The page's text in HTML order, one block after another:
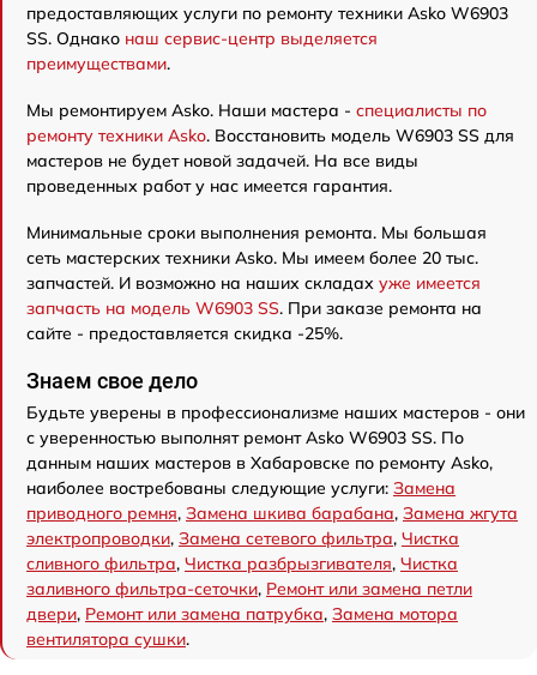
предоставляющих услуги по ремонту техники Asko W6903
SS. Однако наш сервис-центр выделяется
преимуществами.
Мы ремонтируем Asko. Наши мастера - специалисты по
ремонту техники Asko. Восстановить модель W6903 SS для
мастеров не будет новой задачей. На все виды
проведенных работ у нас имеется гарантия.
Минимальные сроки выполнения ремонта. Мы большая
сеть мастерских техники Asko. Мы имеем более 20 тыс.
запчастей. И возможно на наших складах уже имеется
запчасть на модель W6903 SS. При заказе ремонта на
сайте - предоставляется скидка -25%.
Знаем свое дело
Будьте уверены в профессионализме наших мастеров - они
с уверенностью выполнят ремонт Asko W6903 SS. По
данным наших мастеров в Хабаровске по ремонту Asko,
наиболее востребованы следующие услуги: Замена
приводного ремня, Замена шкива барабана, Замена жгута
электропроводки, Замена сетевого фильтра, Чистка
сливного фильтра, Чистка разбрызгивателя, Чистка
заливного фильтра-сеточки, Ремонт или замена петли
двери, Ремонт или замена патрубка, Замена мотора
вентилятора сушки.